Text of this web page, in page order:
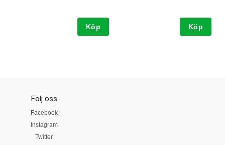
Köp Köp
Följ oss
Facebook
Instagram
Twitter